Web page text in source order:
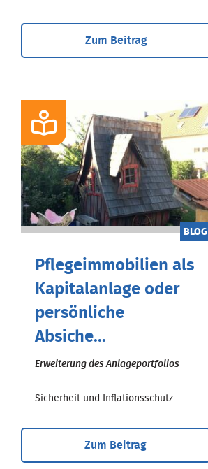
Zum Beitrag
BLOG
Pflegeimmobilien als
Kapitalanlage oder
persönliche
Absiche...
Erweiterung des Anlageportfolios
Sicherheit und Inflationsschutz ...
Zum Beitrag